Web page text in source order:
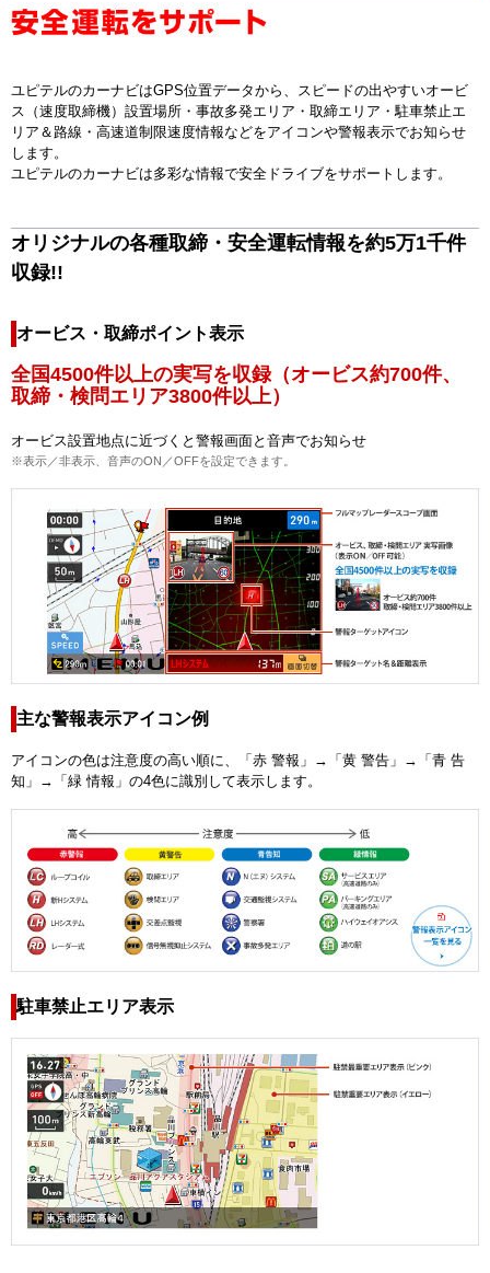
ユピテルのカーナビはGPS位置データから、スピードの出やすいオービ
ス（速度取締機）設置場所・事故多発エリア・取締エリア・駐車禁止エ
リア＆路線・高速道制限速度情報などをアイコンや警報表示でお知らせ
します。
ユピテルのカーナビは多彩な情報で安全ドライブをサポートします。
オリジナルの各種取締・安全運転情報を約5万1千件
収録!!
オービス・取締ポイント表示
全国4500件以上の実写を収録（オービス約700件、
取締・検問エリア3800件以上）
オービス設置地点に近づくと警報画面と音声でお知らせ
※表示／非表示、音声のON／OFFを設定できます。
主な警報表示アイコン例
アイコンの色は注意度の高い順に、「赤 警報」→「黄 警告」→「青 告
知」→「緑 情報」の4色に識別して表示します。
駐車禁止エリア表示